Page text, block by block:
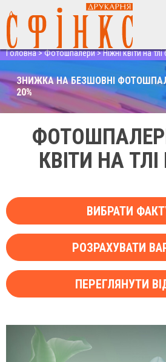
Головна>Фотошпалери>Ніжні квіти на
ЗНИЖКА НА БЕЗШОВНІ
20%
КВІТИ НА
ВИБРАТИ
РОЗРАХУВАТИ
ПЕРЕГЛЯНУТИ